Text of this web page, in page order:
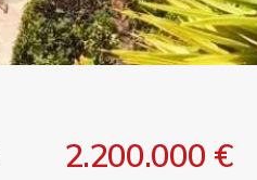
2.200.000 €